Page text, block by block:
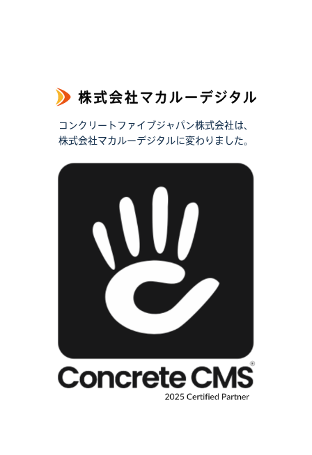
コンクリートファイブジャパン株式会社は、
株式会社マカルーデジタルに変わりました。